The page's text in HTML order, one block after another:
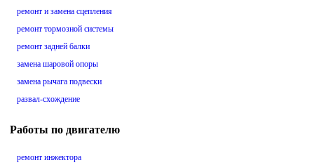
ремонт и замена сцепления
ремонт тормозной системы
ремонт задней балки
замена шаровой опоры
замена рычага подвески
развал-схождение
Работы по двигателю
ремонт инжектора